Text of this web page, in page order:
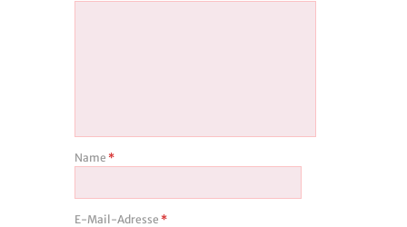
Name *
E-Mail-Adresse *